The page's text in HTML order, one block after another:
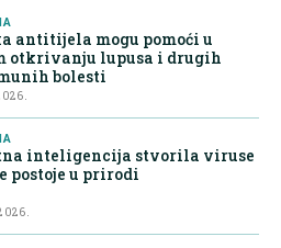
antitijela mogu pomoći u
otkrivanju lupusa i drugih
bolesti
inteligencija stvorila viruse
postoje u prirodi